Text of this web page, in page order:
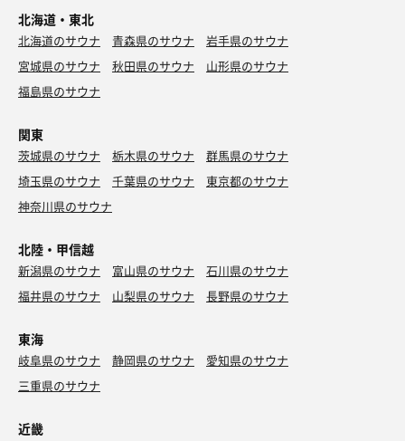
北海道・東北
北海道のサウナ 青森県のサウナ
岩手県のサウナ
宮城県のサウナ
秋田県のサウナ
山形県のサウナ
福島県のサウナ
関東
茨城県のサウナ 栃木県のサウナ
群馬県のサウナ
埼玉県のサウナ
千葉県のサウナ
東京都のサウナ
神奈川県のサウナ
北陸・甲信越
新潟県のサウナ 富山県のサウナ
石川県のサウナ
福井県のサウナ
山梨県のサウナ 長野県のサウナ
東海
岐阜県のサウナ 静岡県のサウナ
愛知県のサウナ
三重県のサウナ
近畿